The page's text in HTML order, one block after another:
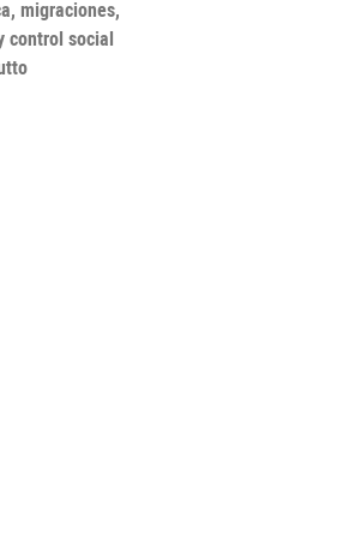
migraciones,
control social